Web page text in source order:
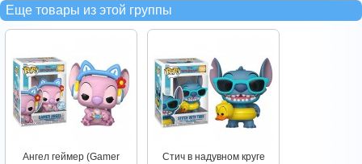
Еще товары из этой группы
Ангел геймер (Gamer
Стич в надувном круге